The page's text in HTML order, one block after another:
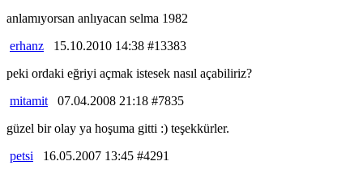
anlamıyorsan anlıyacan selma 1982
erhanz 15.10.2010 14:38 #13383
peki ordaki eğriyi açmak istesek nasıl açabiliriz?
mitamit 07.04.2008 21:18 #7835
güzel bir olay ya hoşuma gitti :) teşekkürler.
petsi 16.05.2007 13:45 #4291